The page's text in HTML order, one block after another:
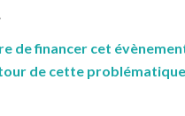
de financer cet
de cette